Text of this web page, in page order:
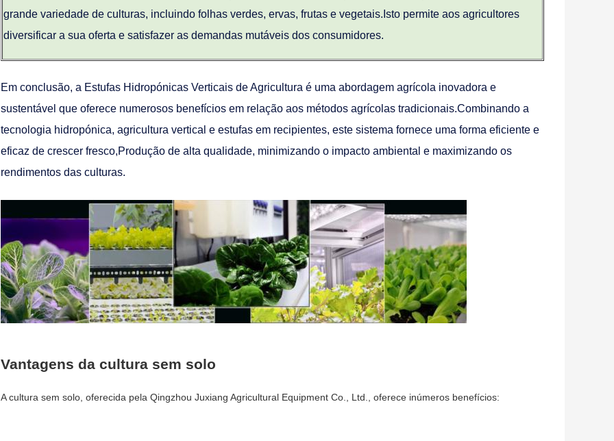
grande variedade de culturas, incluindo folhas verdes, ervas, frutas e vegetais.Isto permite aos agricultores
diversificar a sua oferta e satisfazer as demandas mutáveis dos consumidores.
Em conclusão, a Estufas Hidropónicas Verticais de Agricultura é uma abordagem agrícola inovadora e
sustentável que oferece numerosos benefícios em relação aos métodos agrícolas tradicionais.Combinando a
tecnologia hidropónica, agricultura vertical e estufas em recipientes, este sistema fornece uma forma eficiente e
eficaz de crescer fresco,Produção de alta qualidade, minimizando o impacto ambiental e maximizando os
rendimentos das culturas.
Vantagens da cultura sem solo
A cultura sem solo, oferecida pela Qingzhou Juxiang Agricultural Equipment Co., Ltd., oferece inúmeros benefícios: